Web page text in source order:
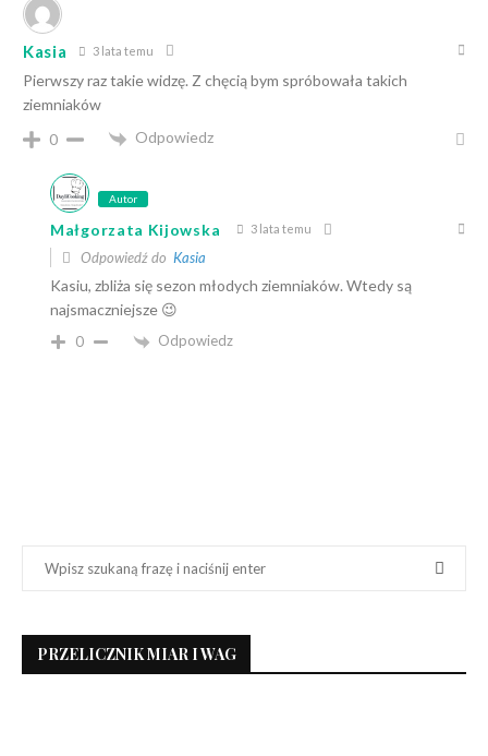
Kasia 3 lata temu
Pierwszy raz takie widzę. Z chęcią bym spróbowała takich
ziemniaków
0
Odpowiedz
Autor
Małgorzata Kijowska 3 lata temu
Odpowiedź do Kasia
Kasiu, zbliża się sezon młodych ziemniaków. Wtedy są
najsmaczniejsze 😉
0 Odpowiedz
PRZELICZNIK MIAR I WAG